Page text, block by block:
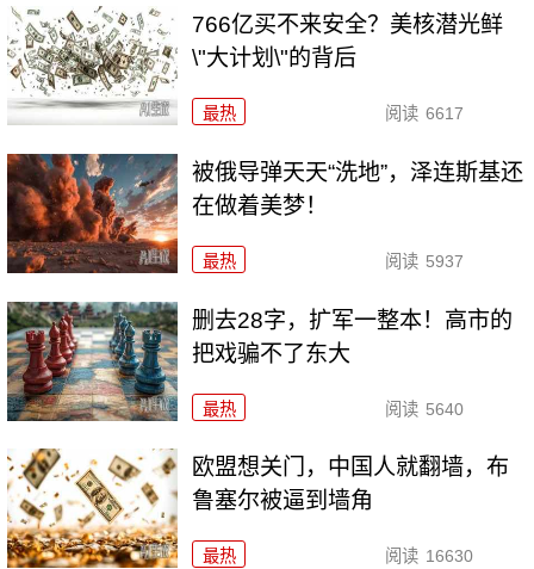
766亿买不来安全？美核潜光鲜
\"大计划\"的背后
最热 阅读 6617
被俄导弹天天“洗地”，泽连斯基还
在做着美梦！
最热 阅读 5937
删去28字，扩军一整本！高市的
把戏骗不了东大
最热 阅读 5640
欧盟想关门，中国人就翻墙，布
鲁塞尔被逼到墙角
最热 阅读 16630